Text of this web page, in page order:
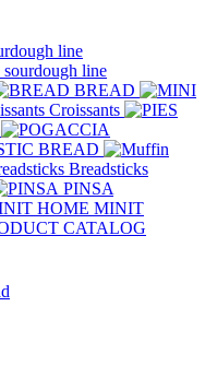
line
line
BREAD
Croissants
BREAD
Breadsticks
PINSA
MINIT
CATALOG